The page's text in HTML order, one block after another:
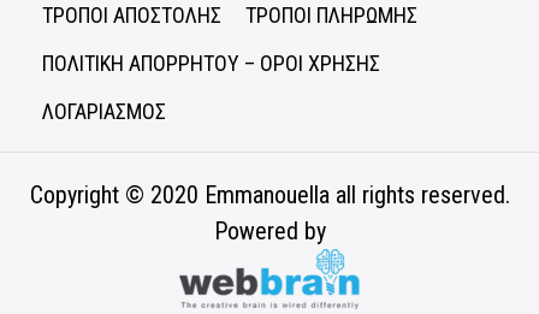
ΤΡΟΠΟΙ ΑΠΟΣΤΟΛΗΣ
ΤΡΟΠΟΙ ΠΛΗΡΩΜΗΣ
ΠΟΛΙΤΙΚΗ ΑΠΟΡΡΗΤΟΥ – ΟΡΟΙ ΧΡΗΣΗΣ
ΛΟΓΑΡΙΑΣΜΟΣ
Copyright © 2020 Emmanouella all rights reserved.
Powered by